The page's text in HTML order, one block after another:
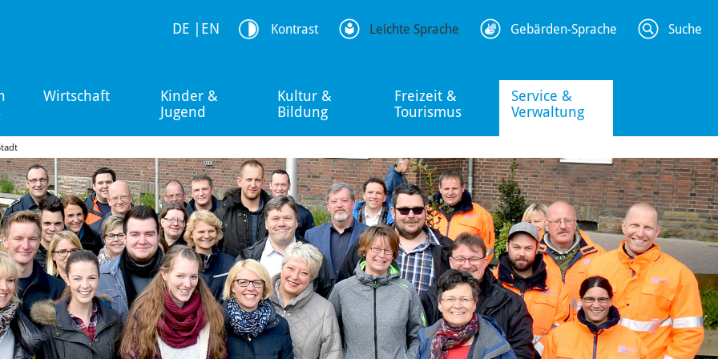
Wirtschaft
Kinder &
Jugend
Kultur &
Bildung
Freizeit &
Tourismus
Service &
Verwaltung
DE EN Kontrast Leichte Sprache Gebärden-Sprache Suche